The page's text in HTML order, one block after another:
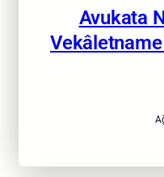
Avukata